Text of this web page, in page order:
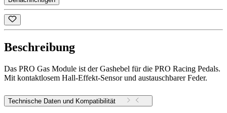
Beschreibung
Das PRO Gas Module ist der Gashebel für die PRO Racing Pedals.
Mit kontaktlosem Hall-Effekt-Sensor und austauschbarer Feder.
Technische Daten und Kompatibilität